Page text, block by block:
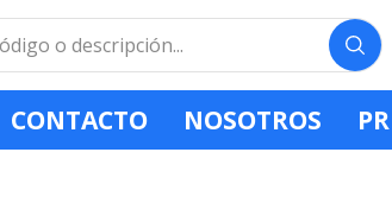
CONTACTO NOSOTROS